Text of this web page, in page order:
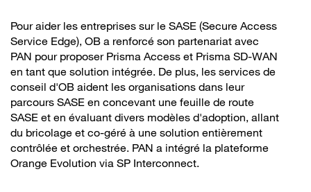
Pour aider les entreprises sur le SASE (Secure Access
Service Edge), OB a renforcé son partenariat avec
PAN pour proposer Prisma Access et Prisma SD-WAN
en tant que solution intégrée. De plus, les services de
conseil d'OB aident les organisations dans leur
parcours SASE en concevant une feuille de route
SASE et en évaluant divers modèles d'adoption, allant
du bricolage et co-géré à une solution entièrement
contrôlée et orchestrée. PAN a intégré la plateforme
Orange Evolution via SP Interconnect.